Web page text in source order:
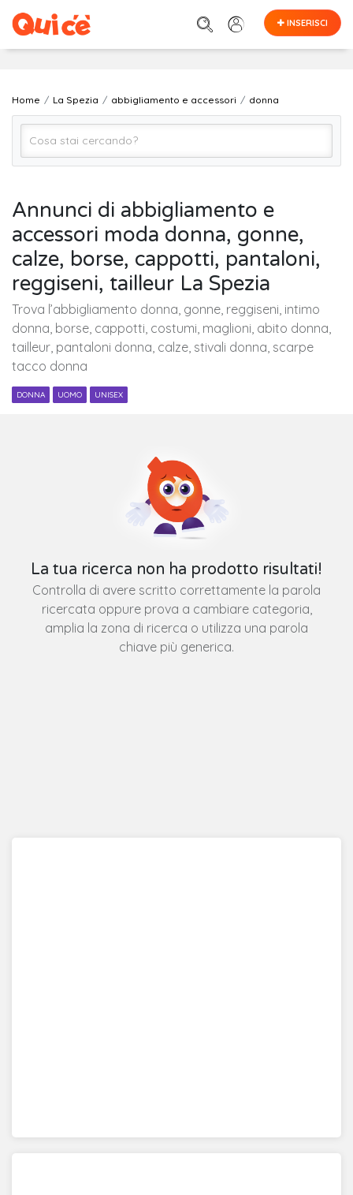
INSERISCI
Home La Spezia abbigliamento e accessori donna
La Spezia
Cerca
Annunci di abbigliamento e
accessori moda donna, gonne,
calze, borse, cappotti, pantaloni,
reggiseni, tailleur La Spezia
Trova l’abbigliamento donna, gonne, reggiseni, intimo
donna, borse, cappotti, costumi, maglioni, abito donna,
tailleur, pantaloni donna, calze, stivali donna, scarpe
tacco donna
DONNA UOMO UNISEX
La tua ricerca non ha prodotto risultati!
Controlla di avere scritto correttamente la parola
ricercata oppure prova a cambiare categoria,
amplia la zona di ricerca o utilizza una parola
chiave più generica.